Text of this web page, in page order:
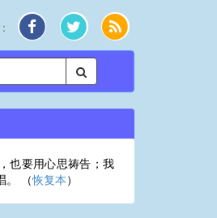
也要用心思祷告；我
。 （恢复本）